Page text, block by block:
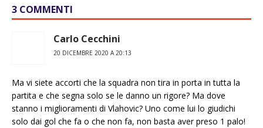
3 COMMENTI
Carlo Cecchini
20 DICEMBRE 2020 A 20:13
Ma vi siete accorti che la squadra non tira in porta in tutta la
partita e che segna solo se le danno un rigore? Ma dove
stanno i miglioramenti di Vlahovic? Uno come lui lo giudichi
solo dai gol che fa o che non fa, non basta aver preso 1 palo!